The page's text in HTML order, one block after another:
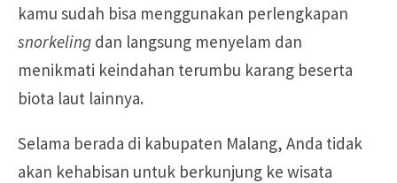
kamu sudah bisa menggunakan perlengkapan
snorkeling dan langsung menyelam dan
menikmati keindahan terumbu karang beserta
biota laut lainnya.
Selama berada di kabupaten Malang, Anda tidak
akan kehabisan untuk berkunjung ke wisata